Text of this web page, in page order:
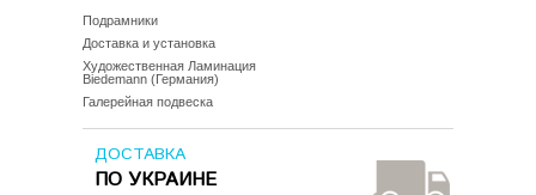
Подрамники
Доставка и установка
Художественная Ламинация
Biedemann (Германия)
Галерейная подвеска
ДОСТАВКА
ПО УКРАИНЕ